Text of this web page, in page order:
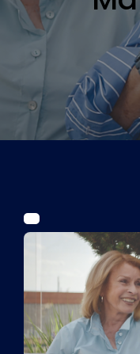
Tickets
Kurier Romy 2026